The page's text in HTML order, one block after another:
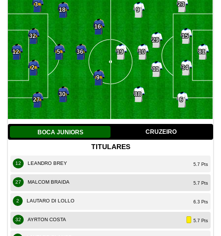
12
3
32
2
27
18
5
30
36
16
9
81
23
15
34
6
29
11
9
10
88
19
BOCA JUNIORS CRUZEIRO
TITULARES
12 LEANDRO BREY 5.7 Pts
27 MALCOM BRAIDA 5.7 Pts
2 LAUTARO DI LOLLO 6.3 Pts
32 AYRTON COSTA 5.7 Pts